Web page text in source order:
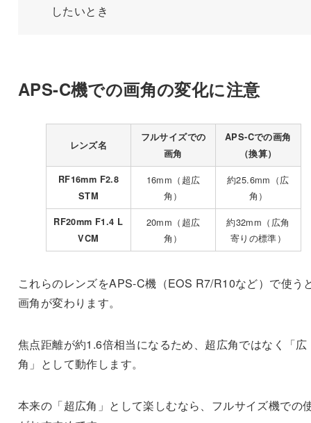
したいとき
APS-C機での画角の変化に注意
レンズ名
フルサイズでの
画角
APS-Cでの画角
（換算）
RF16mm F2.8
STM
16mm（超広
角）
約25.6mm（広
角）
RF20mm F1.4 L
VCM
20mm（超広
角）
約32mm（広角
寄りの標準）
これらのレンズをAPS-C機（EOS R7/R10など）で使う
画角が変わります。
焦点距離が約1.6倍相当になるため、超広角ではなく「広
角」として動作します。
本来の「超広角」として楽しむなら、フルサイズ機での